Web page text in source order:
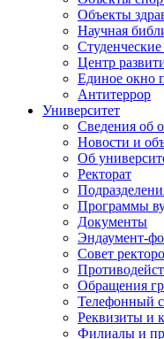
Объекты
Научная
Центр
Единое окно
Антитеррор
Университет
Сведения об
Новости и
Об
Ректорат
Программы
Документы
Эндаумент-
Совет
Обращения
Телефонный
Реквизиты и
Филиалы и